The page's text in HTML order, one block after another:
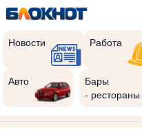
Новости Работа
Авто
Бары
- рестораны